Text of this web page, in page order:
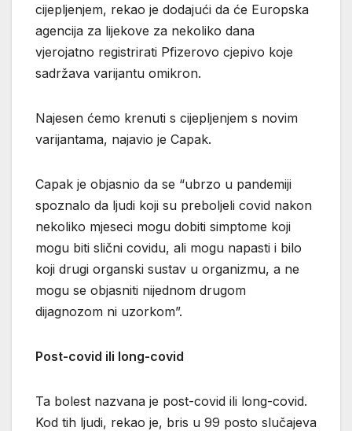
cijepljenjem, rekao je dodajući da će Europska
agencija za lijekove za nekoliko dana
vjerojatno registrirati Pfizerovo cjepivo koje
sadržava varijantu omikron.
Najesen ćemo krenuti s cijepljenjem s novim
varijantama, najavio je Capak.
Capak je objasnio da se “ubrzo u pandemiji
spoznalo da ljudi koji su preboljeli covid nakon
nekoliko mjeseci mogu dobiti simptome koji
mogu biti slični covidu, ali mogu napasti i bilo
koji drugi organski sustav u organizmu, a ne
mogu se objasniti nijednom drugom
dijagnozom ni uzorkom”.
Post-covid ili long-covid
Ta bolest nazvana je post-covid ili long-covid.
Kod tih ljudi, rekao je, bris u 99 posto slučajeva